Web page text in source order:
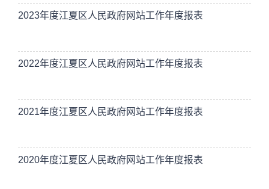
2023年度江夏区人民政府网站工作年度报表
2022年度江夏区人民政府网站工作年度报表
2021年度江夏区人民政府网站工作年度报表
2020年度江夏区人民政府网站工作年度报表